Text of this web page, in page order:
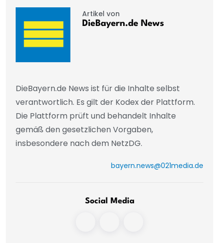
Artikel von
DieBayern.de News
DieBayern.de News ist für die Inhalte selbst
verantwortlich. Es gilt der Kodex der Plattform.
Die Plattform prüft und behandelt Inhalte
gemäß den gesetzlichen Vorgaben,
insbesondere nach dem NetzDG.
bayern.news@021media.de
Social Media